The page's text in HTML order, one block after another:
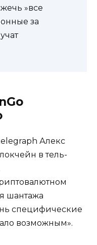
»все
за
Алекс
в тель-
шантажа
специфические
возможным».